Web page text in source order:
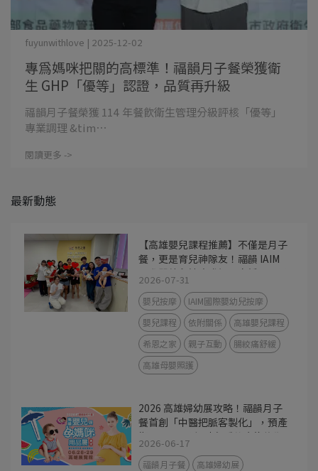
專為媽咪把關的高標準！福韻月子餐榮獲衛
生 GHP「優等」認證，品質再升級
fuyunwithlove | 2025-12-02
福韻月子餐榮獲 114 年餐飲衛生管理分級評核「優等」
專業調理 &tim⋯
閱讀更多 ->
最新動態
【高雄嬰兒課程推薦】不僅是月子
餐，更是育兒神隊友！福韻 IAIM
國際嬰幼兒按摩講師親自授課，用
撫觸建立最美依附關係
2026-07-31
嬰兒按摩
IAIM國際嬰幼兒按摩
嬰兒課程
依附關係
高雄嬰兒課程
希恩之家
親子互動
腸絞痛舒緩
高雄母嬰照護
2026 高雄婦幼展攻略！福韻月子
餐首創「中醫把脈客製化」，預產
期 7-12 月孕媽咪必看的產後修復
指南
2026-06-17
福韻月子餐
高雄婦幼展